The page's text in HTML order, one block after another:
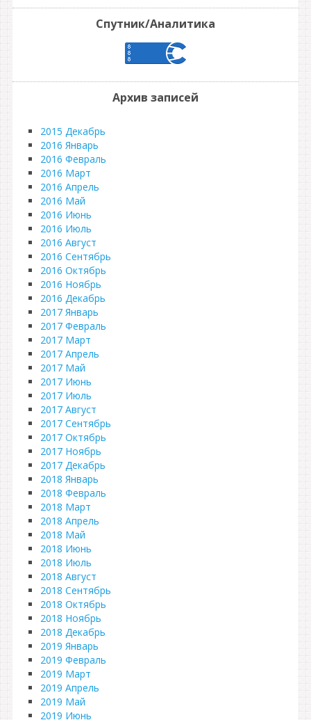
Спутник/Аналитика
Архив записей
2015 Декабрь
2016 Январь
2016 Февраль
2016 Март
2016 Апрель
2016 Май
2016 Июнь
2016 Июль
2016 Август
2016 Сентябрь
2016 Октябрь
2016 Ноябрь
2016 Декабрь
2017 Январь
2017 Февраль
2017 Март
2017 Апрель
2017 Май
2017 Июнь
2017 Июль
2017 Август
2017 Сентябрь
2017 Октябрь
2017 Ноябрь
2017 Декабрь
2018 Январь
2018 Февраль
2018 Март
2018 Апрель
2018 Май
2018 Июнь
2018 Июль
2018 Август
2018 Сентябрь
2018 Октябрь
2018 Ноябрь
2018 Декабрь
2019 Январь
2019 Февраль
2019 Март
2019 Апрель
2019 Май
2019 Июнь